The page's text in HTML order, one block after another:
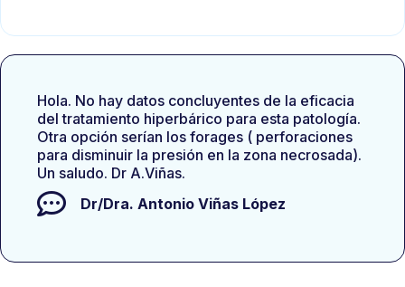
Hola. No hay datos concluyentes de la eficacia
del tratamiento hiperbárico para esta patología.
Otra opción serían los forages ( perforaciones
para disminuir la presión en la zona necrosada).
Un saludo. Dr A.Viñas.
Dr/Dra. Antonio Viñas López